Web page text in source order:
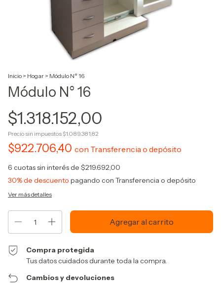
Inicio > Hogar > Módulo N° 16
Módulo N° 16
$1.318.152,00
Precio sin impuestos $1.089.381,82
$922.706,40 con Transferencia o depósito
6 cuotas sin interés de $219.692,00
30% de descuento pagando con Transferencia o depósito
Ver más detalles
Compra protegida
Tus datos cuidados durante toda la compra.
Cambios y devoluciones